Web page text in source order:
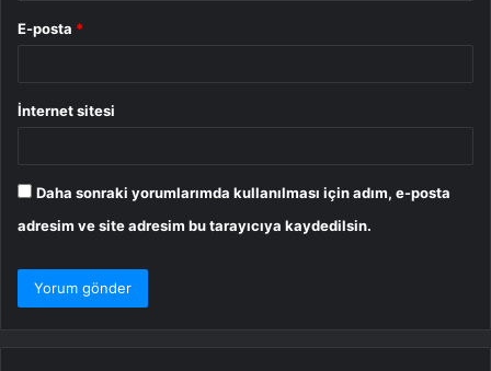
E-posta *
İnternet sitesi
Daha sonraki yorumlarımda kullanılması için adım, e-posta
adresim ve site adresim bu tarayıcıya kaydedilsin.